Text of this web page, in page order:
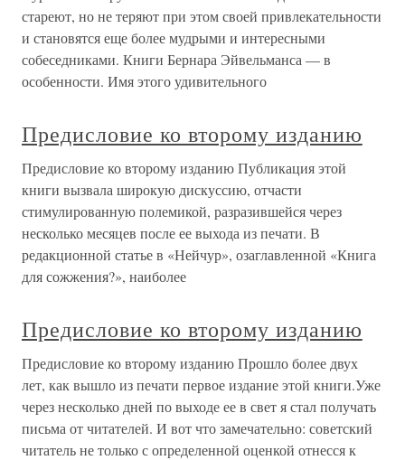
стареют, но не теряют при этом своей привлекательности
и становятся еще более мудрыми и интересными
собеседниками. Книги Бернара Эйвельманса — в
особенности. Имя этого удивительного
Предисловие ко второму изданию
Предисловие ко второму изданию Публикация этой
книги вызвала широкую дискуссию, отчасти
стимулированную полемикой, разразившейся через
несколько месяцев после ее выхода из печати. В
редакционной статье в «Нейчур», озаглавленной «Книга
для сожжения?», наиболее
Предисловие ко второму изданию
Предисловие ко второму изданию Прошло более двух
лет, как вышло из печати первое издание этой книги.Уже
через несколько дней по выходе ее в свет я стал получать
письма от читателей. И вот что замечательно: советский
читатель не только с определенной оценкой отнесся к